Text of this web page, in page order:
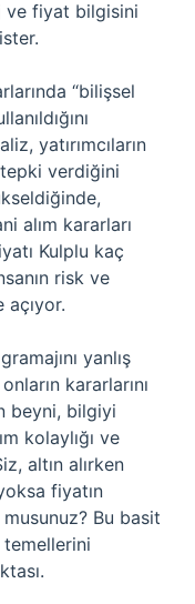
ve fiyat bilgisini
“bilişsel
yatırımcıların
verdiğini
alım kararları
Kulplu kaç
risk ve
açıyor.
yanlış
kararlarını
beyni, bilgiyi
kolaylığı ve
altın alırken
fiyatın
Bu basit